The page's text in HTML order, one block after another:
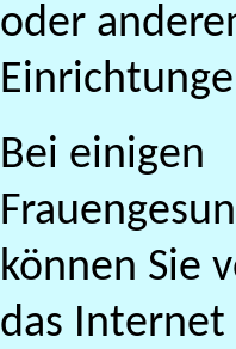
oder
Bei einigen
können Sie
das Internet